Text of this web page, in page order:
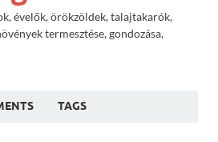
évelők, örökzöldek, talajtakarók,
termesztése, gondozása,
TAGS